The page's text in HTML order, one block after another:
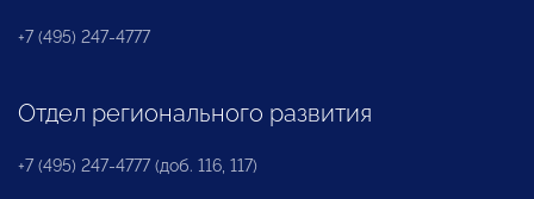
+7 (495) 247-4777
Отдел регионального развития
+7 (495) 247-4777 (доб. 116, 117)